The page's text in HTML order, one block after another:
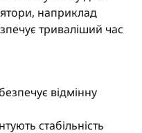
наприклад
триваліший час
відмінну
стабільність